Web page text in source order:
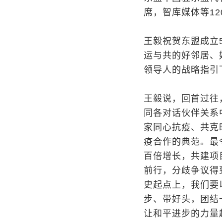
席，智库媒体等
王毅祝贺东盟成
运与共的好邻居
领导人的战略指
王毅说，回首过
同各对话伙伴关
家同心抗疫、共
疫合作的典范。
百倍增长，共建
前行，分歧争议
史起点上，我们
步、带好头，团
让和平进步的力量